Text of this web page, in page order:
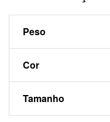
Peso
Cor
Tamanho